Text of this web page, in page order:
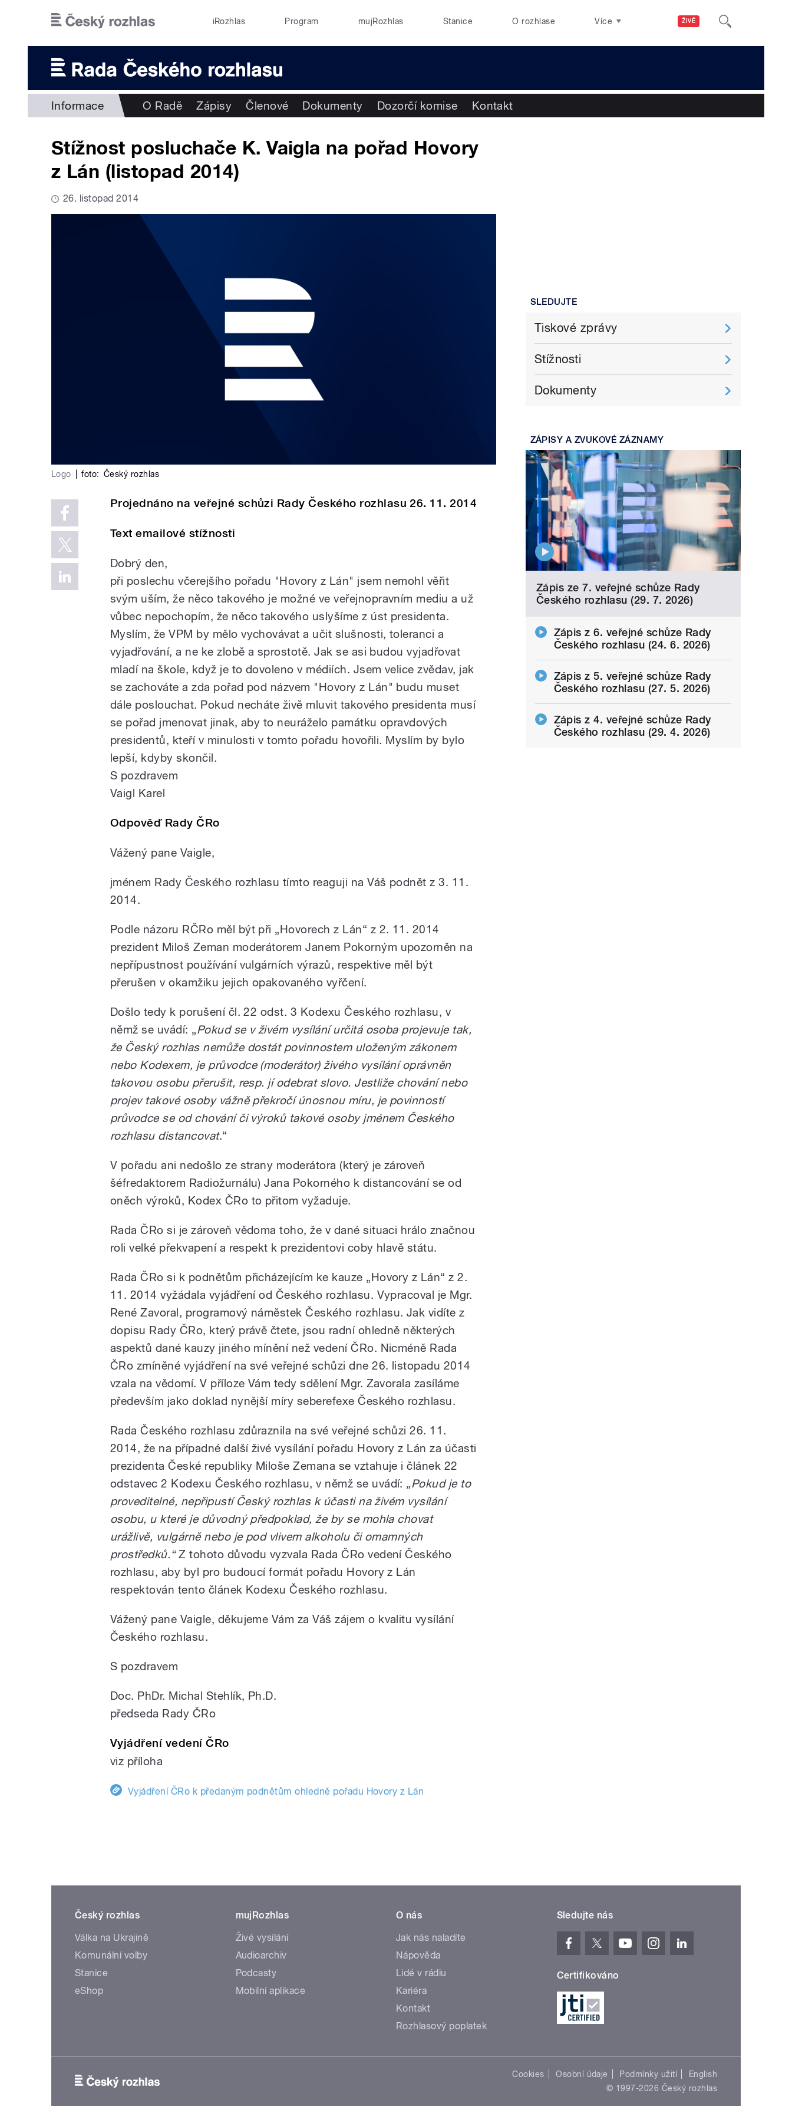
ŽIVĚ
iRozhlas Program mujRozhlas Stanice O rozhlase Více
Informace O Radě Zápisy Členové Dokumenty Dozorčí komise Kontakt
Stížnost posluchače K. Vaigla na pořad Hovory
z Lán (listopad 2014)
26. listopad 2014
Logo foto: Český rozhlas
Projednáno na veřejné schůzi Rady Českého rozhlasu 26. 11. 2014
Text emailové stížnosti
Dobrý den,
při poslechu včerejšího pořadu "Hovory z Lán" jsem nemohl věřit
svým uším, že něco takového je možné ve veřejnopravním mediu a už
vůbec nepochopím, že něco takového uslyšíme z úst presidenta.
Myslím, že VPM by mělo vychovávat a učit slušnosti, toleranci a
vyjadřování, a ne ke zlobě a sprostotě. Jak se asi budou vyjadřovat
mladí na škole, když je to dovoleno v médiích. Jsem velice zvědav, jak
se zachováte a zda pořad pod názvem "Hovory z Lán" budu muset
dále poslouchat. Pokud necháte živě mluvit takového presidenta musí
se pořad jmenovat jinak, aby to neuráželo památku opravdových
presidentů, kteří v minulosti v tomto pořadu hovořili. Myslím by bylo
lepší, kdyby skončil.
S pozdravem
Vaigl Karel
Odpověď Rady ČRo
Vážený pane Vaigle,
jménem Rady Českého rozhlasu tímto reaguji na Váš podnět z 3. 11.
2014.
Podle názoru RČRo měl být při „Hovorech z Lán“ z 2. 11. 2014
prezident Miloš Zeman moderátorem Janem Pokorným upozorněn na
nepřípustnost používání vulgárních výrazů, respektive měl být
přerušen v okamžiku jejich opakovaného vyřčení.
Došlo tedy k porušení čl. 22 odst. 3 Kodexu Českého rozhlasu, v
němž se uvádí: „Pokud se v živém vysílání určitá osoba projevuje tak,
že Český rozhlas nemůže dostát povinnostem uloženým zákonem
nebo Kodexem, je průvodce (moderátor) živého vysílání oprávněn
takovou osobu přerušit, resp. jí odebrat slovo. Jestliže chování nebo
projev takové osoby vážně překročí únosnou míru, je povinností
průvodce se od chování či výroků takové osoby jménem Českého
rozhlasu distancovat.“
V pořadu ani nedošlo ze strany moderátora (který je zároveň
šéfredaktorem Radiožurnálu) Jana Pokorného k distancování se od
oněch výroků, Kodex ČRo to přitom vyžaduje.
Rada ČRo si je zároveň vědoma toho, že v dané situaci hrálo značnou
roli velké překvapení a respekt k prezidentovi coby hlavě státu.
Rada ČRo si k podnětům přicházejícím ke kauze „Hovory z Lán“ z 2.
11. 2014 vyžádala vyjádření od Českého rozhlasu. Vypracoval je Mgr.
René Zavoral, programový náměstek Českého rozhlasu. Jak vidíte z
dopisu Rady ČRo, který právě čtete, jsou radní ohledně některých
aspektů dané kauzy jiného mínění než vedení ČRo. Nicméně Rada
ČRo zmíněné vyjádření na své veřejné schůzi dne 26. listopadu 2014
vzala na vědomí. V příloze Vám tedy sdělení Mgr. Zavorala zasíláme
především jako doklad nynější míry seberefexe Českého rozhlasu.
Rada Českého rozhlasu zdůraznila na své veřejné schůzi 26. 11.
2014, že na případné další živé vysílání pořadu Hovory z Lán za účasti
prezidenta České republiky Miloše Zemana se vztahuje i článek 22
odstavec 2 Kodexu Českého rozhlasu, v němž se uvádí: „Pokud je to
proveditelné, nepřipustí Český rozhlas k účasti na živém vysílání
osobu, u které je důvodný předpoklad, že by se mohla chovat
urážlivě, vulgárně nebo je pod vlivem alkoholu či omamných
prostředků.“Z tohoto důvodu vyzvala Rada ČRo vedení Českého
rozhlasu, aby byl pro budoucí formát pořadu Hovory z Lán
respektován tento článek Kodexu Českého rozhlasu.
Vážený pane Vaigle, děkujeme Vám za Váš zájem o kvalitu vysílání
Českého rozhlasu.
S pozdravem
Doc. PhDr. Michal Stehlík, Ph.D.
předseda Rady ČRo
Vyjádření vedení ČRo
viz příloha
Vyjádření ČRo k předaným podnětům ohledně pořadu Hovory z Lán
SLEDUJTE
Tiskové zprávy
Stížnosti
Dokumenty
ZÁPISY A ZVUKOVÉ ZÁZNAMY
Zápis ze 7. veřejné schůze Rady
Českého rozhlasu (29. 7. 2026)
Zápis z 6. veřejné schůze Rady
Českého rozhlasu (24. 6. 2026)
Zápis z 5. veřejné schůze Rady
Českého rozhlasu (27. 5. 2026)
Zápis z 4. veřejné schůze Rady
Českého rozhlasu (29. 4. 2026)
Český rozhlas
Válka na Ukrajině
Komunální volby
Stanice
eShop
mujRozhlas
Živé vysílání
Audioarchiv
Podcasty
Mobilní aplikace
O nás
Jak nás naladíte
Nápověda
Lidé v rádiu
Kariéra
Kontakt
Rozhlasový poplatek
Sledujte nás
Certifikováno
Cookies Osobní údaje Podmínky užití
English
© 1997-2026 Český rozhlas